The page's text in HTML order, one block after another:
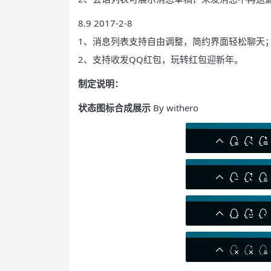
8.9 2017-2-8
1、消息列表支持自由调整，简约界面轻松聊天
2、支持收发QQ红包，玩转红包迎新年。
制定说明：
状态图标合成展示 By withero